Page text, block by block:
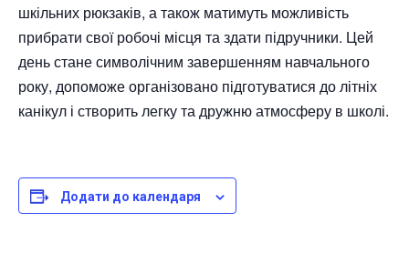
шкільних рюкзаків, а також матимуть можливість
прибрати свої робочі місця та здати підручники. Цей
день стане символічним завершенням навчального
року, допоможе організовано підготуватися до літніх
канікул і створить легку та дружню атмосферу в школі.
Додати до календаря